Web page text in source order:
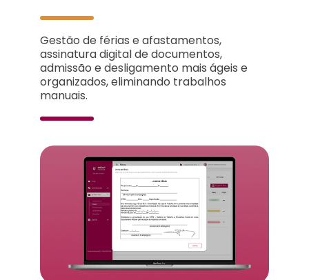
Gestão de férias e afastamentos,
assinatura digital de documentos,
admissão e desligamento mais ágeis e
organizados, eliminando trabalhos
manuais.